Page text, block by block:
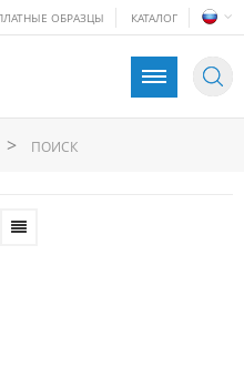
ОБРАЗЦЫ КАТАЛОГ
> ПОИСК